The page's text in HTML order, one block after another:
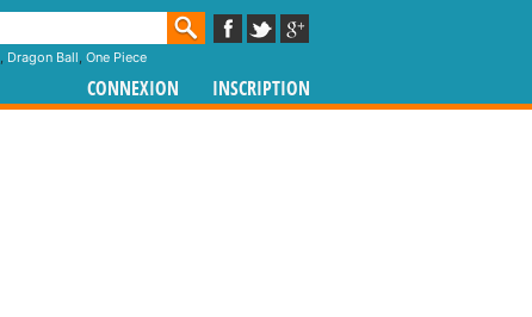
, Dragon Ball, One Piece
CONNEXION INSCRIPTION